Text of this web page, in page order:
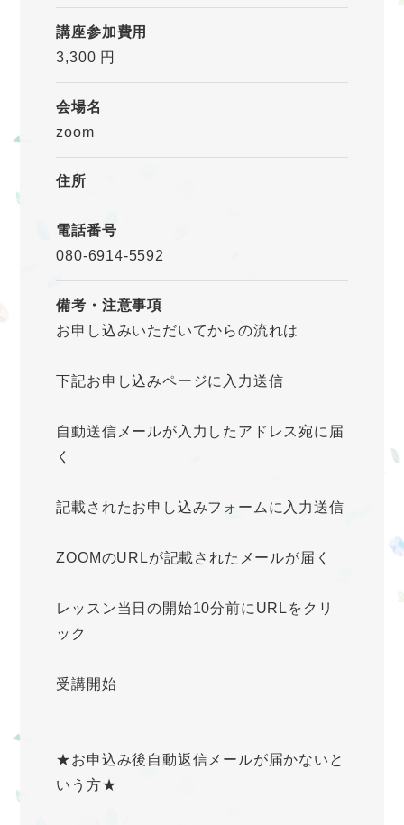
講座参加費用
3,300 円
会場名
zoom
住所
電話番号
080-6914-5592
備考・注意事項
お申し込みいただいてからの流れは
下記お申し込みページに入力送信
自動送信メールが入力したアドレス宛に届
く
記載されたお申し込みフォームに入力送信
ZOOMのURLが記載されたメールが届く
レッスン当日の開始10分前にURLをクリ
ック
受講開始
★お申込み後自動返信メールが届かないと
いう方★